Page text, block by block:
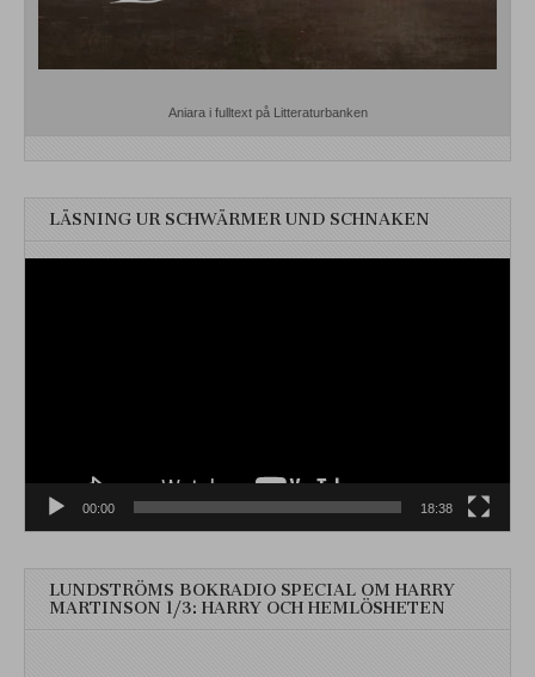
Aniara i fulltext på Litteraturbanken
LÄSNING UR SCHWÄRMER UND SCHNAKEN
00:00 18:38
LUNDSTRÖMS BOKRADIO SPECIAL OM HARRY
MARTINSON 1/3: HARRY OCH HEMLÖSHETEN